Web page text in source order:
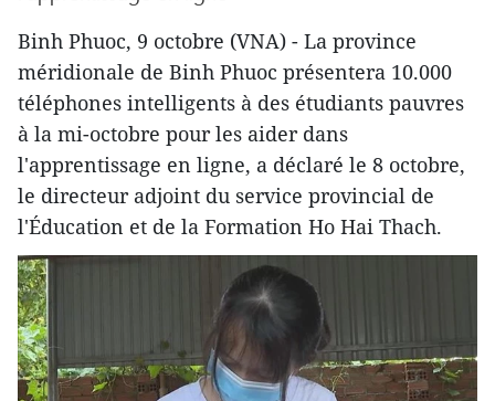
Binh Phuoc, 9 octobre (VNA) - La province
méridionale de Binh Phuoc présentera 10.000
téléphones intelligents à des étudiants pauvres
à la mi-octobre pour les aider dans
l'apprentissage en ligne, a déclaré le 8 octobre,
le directeur adjoint du service provincial de
l'Éducation et de la Formation Ho Hai Thach.